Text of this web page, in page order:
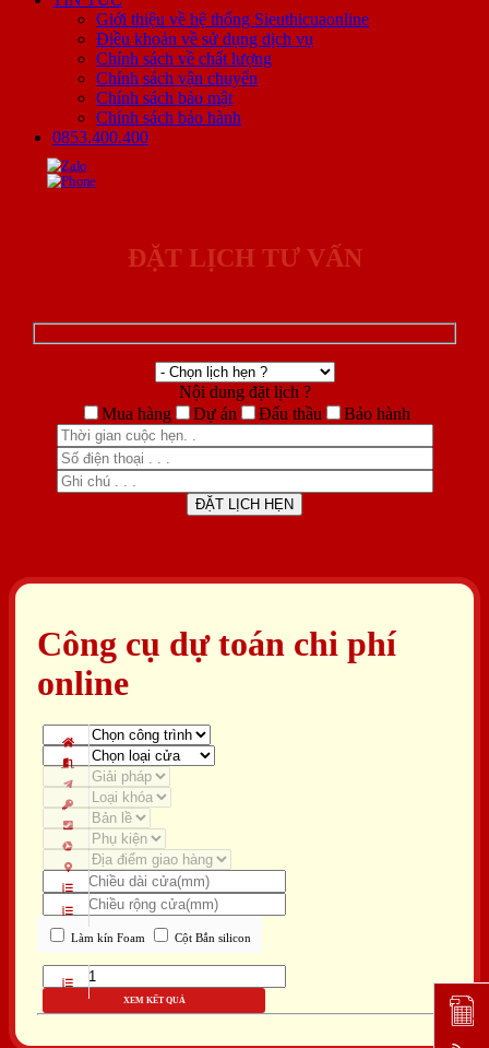
Giới thiệu về hệ thống Sieuthicuaonline
Điều khoản về sử dụng dịch vụ
Chính sách về chất lượng
Chính sách vận chuyển
Chính sách bảo mật
Chính sách bảo hành
0853.400.400
ĐẶT LỊCH TƯ VẤN
Nội dung đặt lịch ?
Mua hàng
Dự án Đấu thầu Bảo hành
Công cụ dự toán chi phí
online
Làm kín Foam Cột Bắn silicon
XEM KẾT QUẢ Đặt